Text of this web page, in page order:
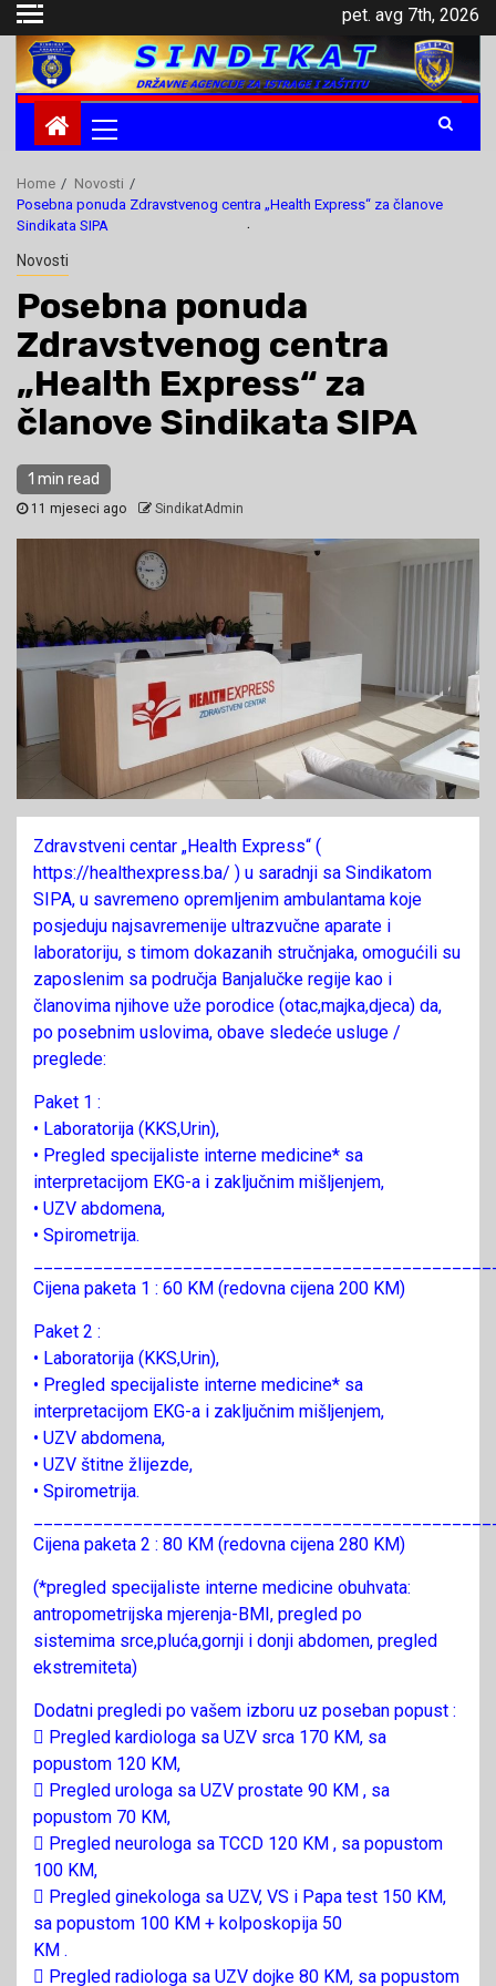
Skip
to
content
pet. avg 7th, 2026
.
Menu
Home
Novosti
Posebna ponuda Zdravstvenog centra „Health Express“ za članove
Sindikata SIPA
Novosti
Posebna ponuda
Zdravstvenog centra
„Health Express“ za
članove Sindikata SIPA
1 min read
11 mjeseci ago SindikatAdmin
Zdravstveni centar „Health Express“ (
https://healthexpress.ba/ ) u saradnji sa Sindikatom
SIPA, u savremeno opremljenim ambulantama koje
posjeduju najsavremenije ultrazvučne aparate i
laboratoriju, s timom dokazanih stručnjaka, omogućili su
zaposlenim sa područja Banjalučke regije kao i
članovima njihove uže porodice (otac,majka,djeca) da,
po posebnim uslovima, obave sledeće usluge /
preglede:
Paket 1 :
• Laboratorija (KKS,Urin),
• Pregled specijaliste interne medicine* sa
interpretacijom EKG-a i zaključnim mišljenjem,
• UZV abdomena,
• Spirometrija.
Cijena paketa 1 : 60 KM (redovna cijena 200 KM)
Paket 2 :
• Laboratorija (KKS,Urin),
• Pregled specijaliste interne medicine* sa
interpretacijom EKG-a i zaključnim mišljenjem,
• UZV abdomena,
• UZV štitne žlijezde,
• Spirometrija.
Cijena paketa 2 : 80 KM (redovna cijena 280 KM)
(*pregled specijaliste interne medicine obuhvata:
antropometrijska mjerenja-BMI, pregled po
sistemima srce,pluća,gornji i donji abdomen, pregled
ekstremiteta)
Dodatni pregledi po vašem izboru uz poseban popust :
 Pregled kardiologa sa UZV srca 170 KM, sa
popustom 120 KM,
 Pregled urologa sa UZV prostate 90 KM , sa
popustom 70 KM,
 Pregled neurologa sa TCCD 120 KM , sa popustom
100 KM,
 Pregled ginekologa sa UZV, VS i Papa test 150 KM,
sa popustom 100 KM + kolposkopija 50
KM .
 Pregled radiologa sa UZV dojke 80 KM, sa popustom